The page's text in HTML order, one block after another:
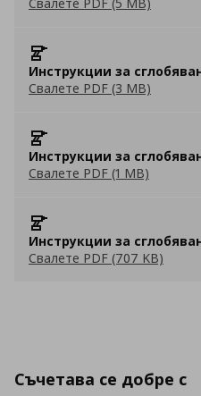
Инструкции за
Свалете PDF (3 MB)
Инструкции за
Свалете PDF (1 MB)
Инструкции за
Свалете PDF (707 KB)
Съчетава се добре с